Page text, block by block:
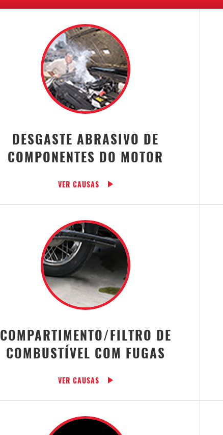
DESGASTE ABRASIVO DE
COMPONENTES DO MOTOR
VER CAUSAS
COMPARTIMENTO/FILTRO DE
COMBUSTÍVEL COM FUGAS
VER CAUSAS